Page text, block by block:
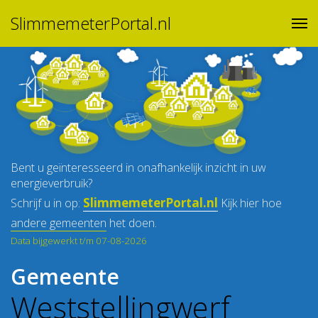
SlimmemeterPortal.nl
Bent u geïnteresseerd in onafhankelijk inzicht in uw
energieverbruik?
Schrijf u in op: SlimmemeterPortal.nl Kijk hier hoe
andere gemeenten het doen.
Data bijgewerkt t/m 07-08-2026
Gemeente
Weststellingwerf